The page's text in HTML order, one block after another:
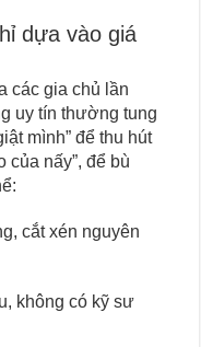
dựa vào giá
các gia chủ lần
uy tín thường tung
mình” để thu hút
của nấy”, để bù
cắt xén nguyên
không có kỹ sư